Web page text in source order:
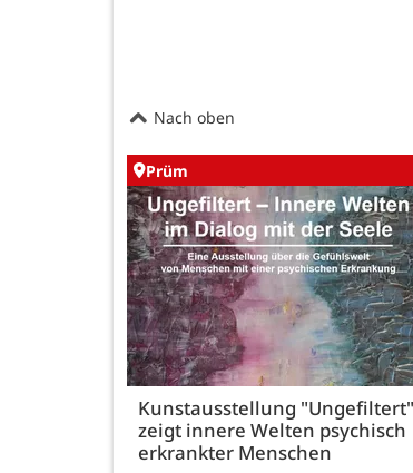
Nach oben
Prüm
Kunstausstellung "Ungefiltert"
zeigt innere Welten psychisch
erkrankter Menschen